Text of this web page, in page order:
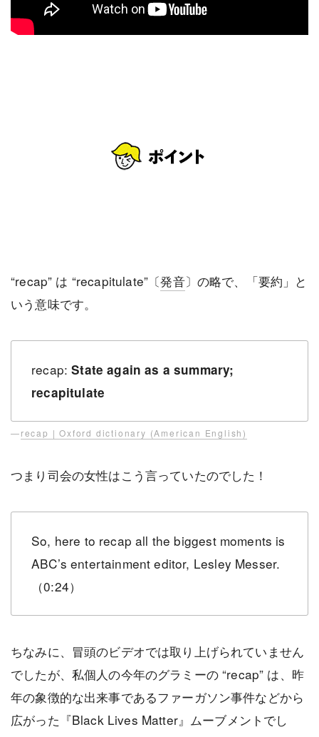
“recap” は “recapitulate”〔発音〕の略で、「要約」と
いう意味です。
recap:State again as a summary;
recapitulate
—recap | Oxford dictionary (American English)
つまり司会の女性はこう言っていたのでした！
So, here to recap all the biggest moments is
ABC’s entertainment editor, Lesley Messer.
（0:24）
ちなみに、冒頭のビデオでは取り上げられていません
でしたが、私個人の今年のグラミーの “recap” は、昨
年の象徴的な出来事であるファーガソン事件などから
広がった『Black Lives Matter』ムーブメントでし